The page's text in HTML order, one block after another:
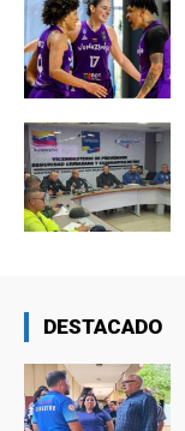
DESTACADO